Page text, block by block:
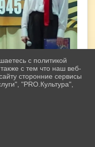
с политикой
с тем что наш веб-
сторонние сервисы
"PRO.Культура",